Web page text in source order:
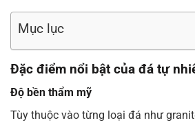
Mục lục
Đặc điểm nổi bật của đá tự
Độ bền thẩm mỹ
Tùy thuộc vào từng loại đá như